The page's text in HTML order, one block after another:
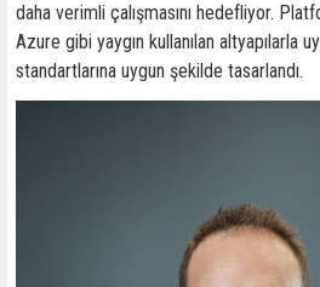
daha verimli çalışmasını hedefliyor.
Azure gibi yaygın kullanılan altyapılarla
standartlarına uygun şekilde tasarlandı.